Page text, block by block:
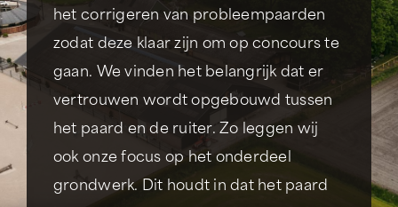
het corrigeren van probleempaarden
zodat deze klaar zijn om op concours te
gaan. We vinden het belangrijk dat er
vertrouwen wordt opgebouwd tussen
het paard en de ruiter. Zo leggen wij
ook onze focus op het onderdeel
grondwerk. Dit houdt in dat het paard